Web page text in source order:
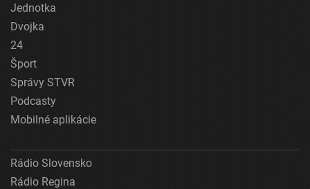
Jednotka
Dvojka
24
Šport
Správy STVR
Podcasty
Mobilné aplikácie
Rádio Slovensko
Rádio Regina